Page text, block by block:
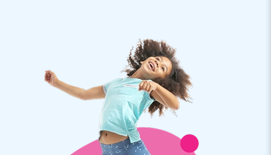
hij een motorhelm en motorbril op. Hij scheurt lekker rond op
zijn groene motor en ziet er gewoon heel stoer uit. Deze
opblaas Abraham is gewoon perfect voor alle Abrahams die
gek zijn op motoren en op snelheid. Maar deze pop is
sowieso erg leuk voor alle 50-jarigen die houden van snelheid
en zich nog jong voelen. Een gewilde inflatable Abraham die
niet in je assortiment mag ontbreken. Je bestelt hem bij JB